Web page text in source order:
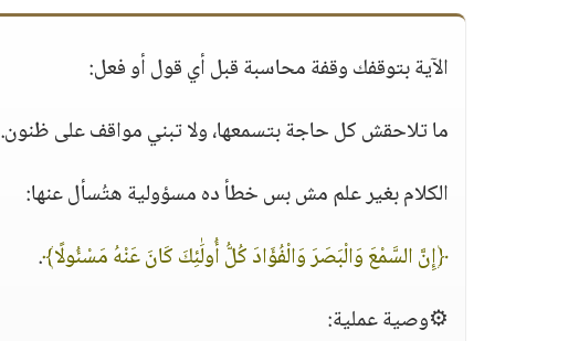
الآية بتوقفك وقفة محاسبة قبل أي قول أو فعل:
ما تلاحقش كل حاجة بتسمعها، ولا تبني مواقف على ظنون.
الكلام بغير علم مش بس خطأ ده مسؤولية هتُسأل عنها:
﴿إِنَّ السَّمْعَ وَالْبَصَرَ وَالْفُؤَادَ كُلُّ أُولَٰئِكَ كَانَ عَنْهُ مَسْئُولًا﴾.
⚙️وصية عملية: